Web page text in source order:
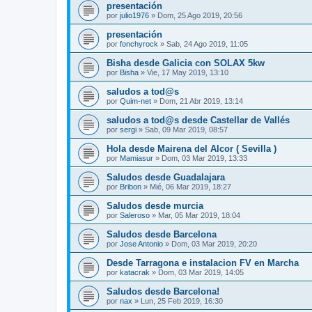
presentación
por julio1976 » Dom, 25 Ago 2019, 20:56
presentación
por fonchyrock » Sab, 24 Ago 2019, 11:05
Bisha desde Galicia con SOLAX 5kw
por Bisha » Vie, 17 May 2019, 13:10
saludos a tod@s
por Quim-net » Dom, 21 Abr 2019, 13:14
saludos a tod@s desde Castellar de Vallés
por sergi » Sab, 09 Mar 2019, 08:57
Hola desde Mairena del Alcor ( Sevilla )
por Mamiasur » Dom, 03 Mar 2019, 13:33
Saludos desde Guadalajara
por Bribon » Mié, 06 Mar 2019, 18:27
Saludos desde murcia
por Saleroso » Mar, 05 Mar 2019, 18:04
Saludos desde Barcelona
por Jose Antonio » Dom, 03 Mar 2019, 20:20
Desde Tarragona e instalacion FV en Marcha
por katacrak » Dom, 03 Mar 2019, 14:05
Saludos desde Barcelona!
por nax » Lun, 25 Feb 2019, 16:30